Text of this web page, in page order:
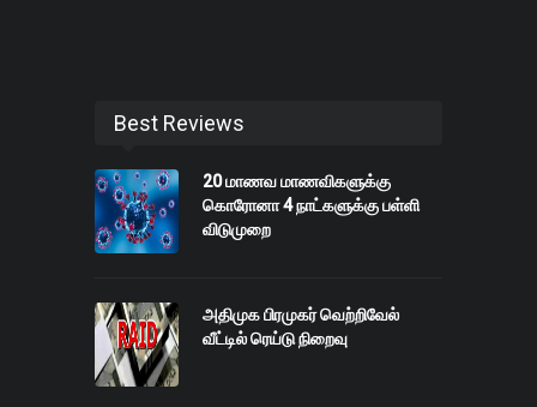
Best Reviews
20 மாணவ மாணவிகளுக்கு
கொரோனா 4 நாட்களுக்கு பள்ளி
விடுமுறை
அதிமுக பிரமுகர் வெற்றிவேல்
வீட்டில் ரெய்டு நிறைவு